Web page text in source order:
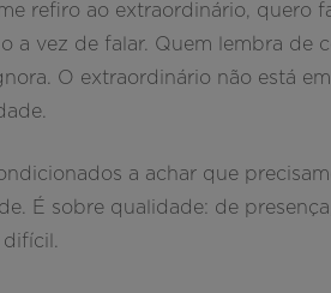
refiro ao extraordinário, quero
a vez de falar. Quem lembra
O extraordinário não está
a achar que
É sobre qualidade: de
difícil.